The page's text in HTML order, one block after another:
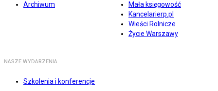
Archiwum
Mała księgowość
Kancelarierp.pl
Wieści Rolnicze
Życie Warszawy
NASZE WYDARZENIA
Szkolenia i konferencje